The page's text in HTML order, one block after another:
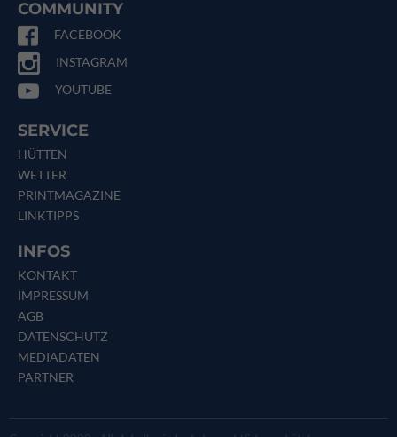
COMMUNITY
FACEBOOK
INSTAGRAM
YOUTUBE
SERVICE
HÜTTEN
WETTER
PRINTMAGAZINE
LINKTIPPS
INFOS
KONTAKT
IMPRESSUM
AGB
DATENSCHUTZ
MEDIADATEN
PARTNER